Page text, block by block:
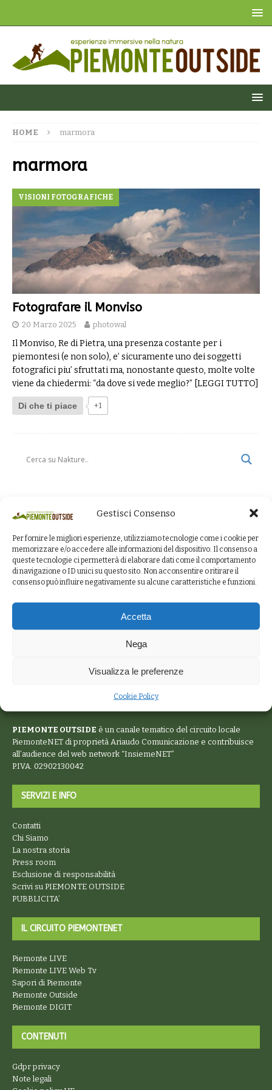
Gestisci Consenso
Per fornire le migliori esperienze, utilizziamo tecnologie come i cookie per
memorizzare e/o accedere alle informazioni del dispositivo. Il consenso a
queste tecnologie ci permetterà di elaborare dati come il comportamento
di navigazione o ID unici su questo sito. Non acconsentire o ritirare il
consenso può influire negativamente su alcune caratteristiche e funzioni.
Accetta
Nega
Visualizza le preferenze
Cookie Policy
HOME marmora
marmora
VISIONI FOTOGRAFICHE
Fotografare il Monviso
20 Marzo 2025 photowal
Il Monviso, Re di Pietra, una presenza costante per i
piemontesi (e non solo), e’ sicuramente uno dei soggetti
fotografici piu’ sfruttati ma, nonostante questo, molte volte
viene da chiedermi: “da dove si vede meglio?” [LEGGI TUTTO]
Di che ti piace +1
PIEMONTE OUTSIDE è un canale tematico del circuito locale
PiemonteNET di proprietà Ariaudo Comunicazione e contribuisce
all’audience del web network “InsiemeNET”
P.IVA. 02902130042
SERVIZI E INFO
Contatti
Chi Siamo
La nostra storia
Press room
Esclusione di responsabilità
Scrivi su PIEMONTE OUTSIDE
PUBBLICITA’
IL CIRCUITO PIEMONTENET
Piemonte LIVE
Piemonte LIVE Web Tv
Sapori di Piemonte
Piemonte Outside
Piemonte DIGIT
CONTENUTI
Gdpr privacy
Note legali